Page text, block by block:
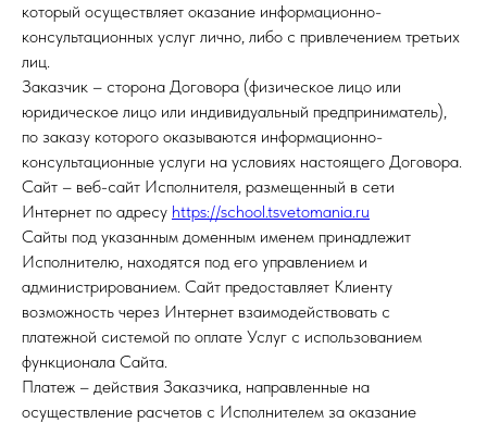
который осуществляет оказание информационно-
консультационных услуг лично, либо с привлечением третьих
лиц.
Заказчик – сторона Договора (физическое лицо или
юридическое лицо или индивидуальный предприниматель),
по заказу которого оказываются информационно-
консультационные услуги на условиях настоящего Договора.
Сайт – веб-сайт Исполнителя, размещенный в сети
Интернет по адресу https://school.tsvetomania.ru
Сайты под указанным доменным именем принадлежит
Исполнителю, находятся под его управлением и
администрированием. Сайт предоставляет Клиенту
возможность через Интернет взаимодействовать с
платежной системой по оплате Услуг с использованием
функционала Сайта.
Платеж – действия Заказчика, направленные на
осуществление расчетов с Исполнителем за оказание